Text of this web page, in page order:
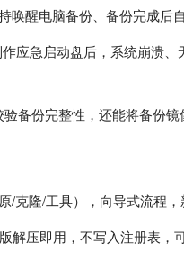
醒电脑备份、备份完成后
应急启动盘后，系统崩溃
备份完整性，还能将备份镜
隆/工具），向导式流程，
压即用，不写入注册表，